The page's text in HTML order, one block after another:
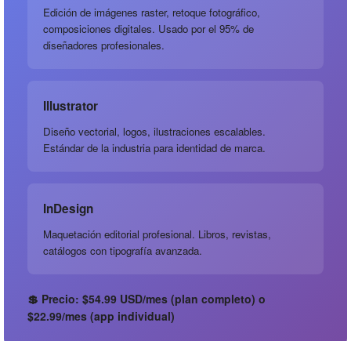
Edición de imágenes raster, retoque fotográfico,
composiciones digitales. Usado por el 95% de
diseñadores profesionales.
Illustrator
Diseño vectorial, logos, ilustraciones escalables.
Estándar de la industria para identidad de marca.
InDesign
Maquetación editorial profesional. Libros, revistas,
catálogos con tipografía avanzada.
💲 Precio: $54.99 USD/mes (plan completo) o
$22.99/mes (app individual)